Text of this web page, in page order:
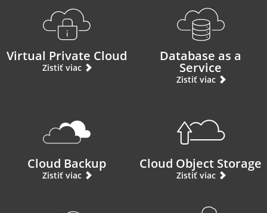
Virtual Private Cloud
Zistiť viac
Database as a
Service
Zistiť viac
Cloud Backup
Zistiť viac
Cloud Object Storage
Zistiť viac